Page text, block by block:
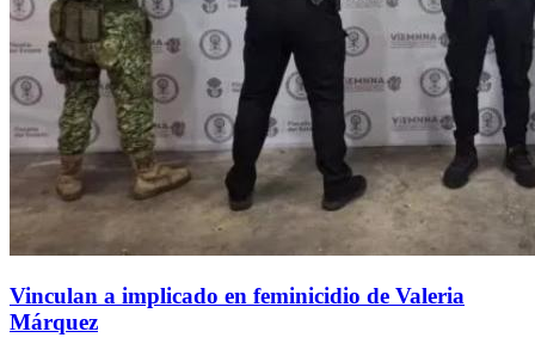
Vinculan a implicado en feminicidio de Valeria
Márquez